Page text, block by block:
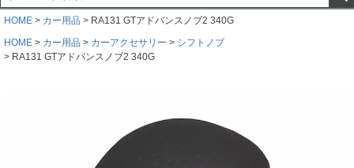
HOME カー用品
RA131 GTアドバンスノブ2 340G
HOME
カー用品 カーアクセサリー
シフトノブ
RA131 GTアドバンスノブ2 340G